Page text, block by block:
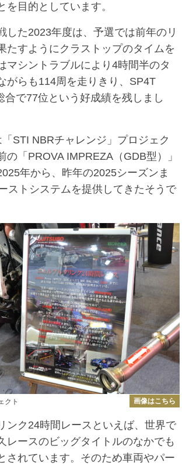
を目的としています。
た2023年度は、予選では前年のリ
たすようにクラストップのタイムを
マシントラブルにより4時間半のタ
がらも114周を走りきり、SP4T
合で77位という好成績を残しまし
STI NBRチャレンジ」プロジェク
の「PROVA IMPREZA（GDB型）」
年から、昨年の2025シーズンま
ストシステムを提供してきたそうで
クト 画像はこちら
ンク24時間レースといえば、世界で
レースのビッグタイトルのなかでも
されています。そのため車両やパー